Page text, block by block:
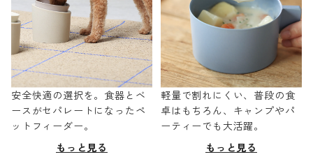
安全快適の選択を。食器とベ
ースがセパレートになったペ
ットフィーダー。
もっと見る
軽量で割れにくい、普段の食
卓はもちろん、キャンプやパ
ーティーでも大活躍。
もっと見る